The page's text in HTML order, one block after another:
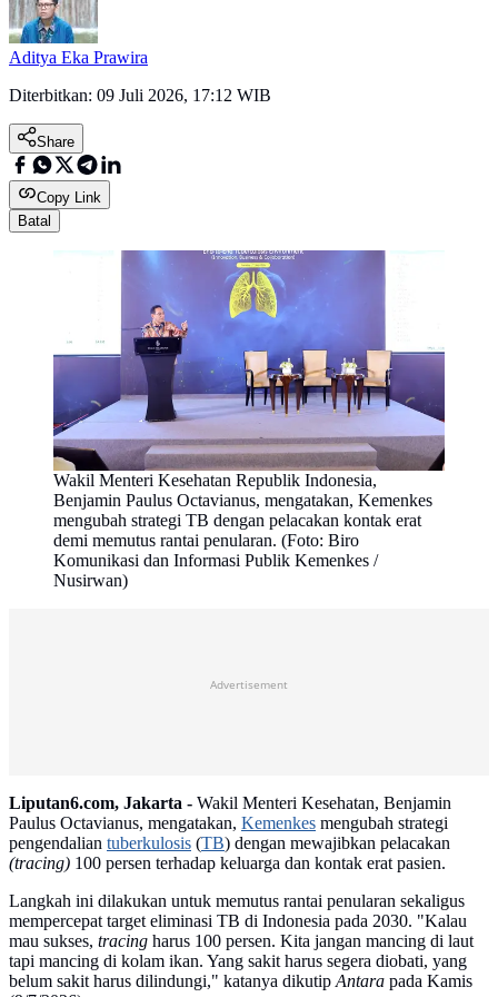
Aditya Eka Prawira
Diterbitkan: 09 Juli 2026, 17:12 WIB
Share
Copy Link
Batal
Wakil Menteri Kesehatan Republik Indonesia,
Benjamin Paulus Octavianus, mengatakan, Kemenkes
mengubah strategi TB dengan pelacakan kontak erat
demi memutus rantai penularan. (Foto: Biro
Komunikasi dan Informasi Publik Kemenkes /
Nusirwan)
Advertisement
Liputan6.com, Jakarta - Wakil Menteri Kesehatan, Benjamin
Paulus Octavianus, mengatakan, Kemenkes mengubah strategi
pengendalian tuberkulosis (TB) dengan mewajibkan pelacakan
(tracing) 100 persen terhadap keluarga dan kontak erat pasien.
Langkah ini dilakukan untuk memutus rantai penularan sekaligus
mempercepat target eliminasi TB di Indonesia pada 2030. "Kalau
mau sukses, tracing harus 100 persen. Kita jangan mancing di laut
tapi mancing di kolam ikan. Yang sakit harus segera diobati, yang
belum sakit harus dilindungi," katanya dikutipAntara pada Kamis